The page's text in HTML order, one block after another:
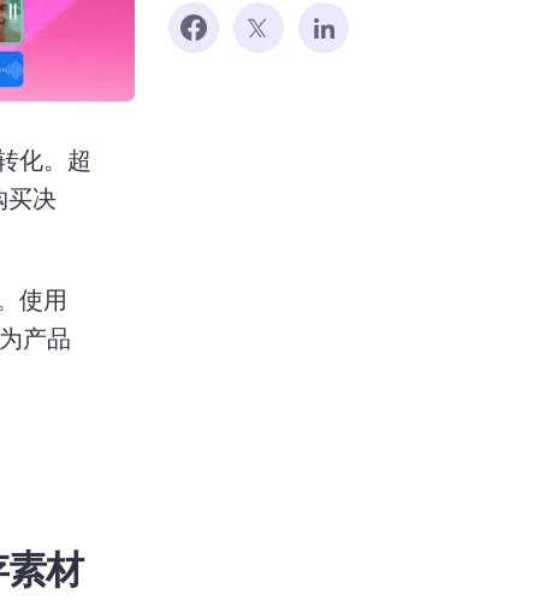
。 超
买决
使用
产品
材